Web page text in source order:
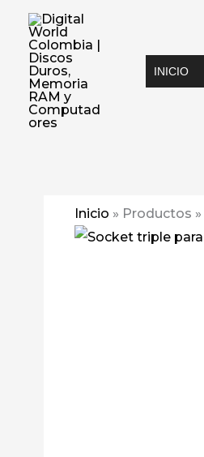
contenido
INICIO
Inicio » Productos »